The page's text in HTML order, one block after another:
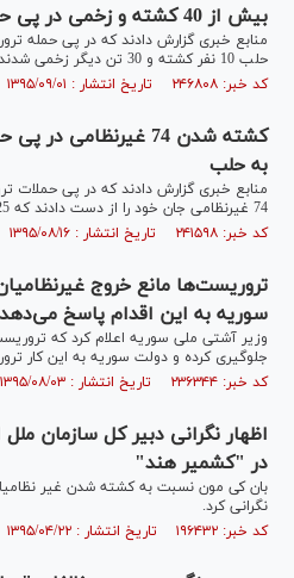
بیش از 40 کشته و زخمی در پی حملات تروریست ها به حلب
منابع خبری گزارش دادند که در پی حمله
حلب 10 نفر کشته و 30 تن دیگر زخمی شدند.
کد خبر: ۲۴۶۸۰۸ تاریخ انتشار : ۱۳۹۵/۰۹/۰۱
کشته شدن 74
به حلب
منابع خبری گزارش دادند که در پی حملات
74 غیرنظامی جان خود را از دست دادند که 25 نفر از آنان کودکان بوده‌اند.
کد خبر: ۲۴۱۵۹۸ تاریخ انتشار : ۱۳۹۵/۰۸/۱۶
تروریست‌ها مانع خروج
سوریه به این اقدام پاسخ می‌دهد
وزیر آشتی ملی سوریه اعلام کرد که
جلوگیری کرده و دولت سوریه به این کار
کد خبر: ۲۳۶۳۴۴ تاریخ انتشار : ۱۳۹۵/۰۸/۰۳
اظهار نگرانی دبیر کل سازمان
در "کشمیر هند"
بان کی مون نسبت به کشته شدن غیر
نگرانی کرد.
کد خبر: ۱۹۶۴۳۲ تاریخ انتشار : ۱۳۹۵/۰۴/۲۲